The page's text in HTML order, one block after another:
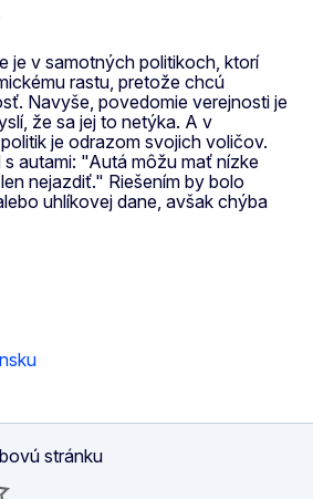
je v samotných politikoch, ktorí
rastu, pretože chcú
Navyše, povedomie verejnosti je
že sa jej to netýka. A v
je odrazom svojich voličov.
s autami: "Autá môžu mať nízke
nejazdiť." Riešením by bolo
uhlíkovej dane, avšak chýba
stránku